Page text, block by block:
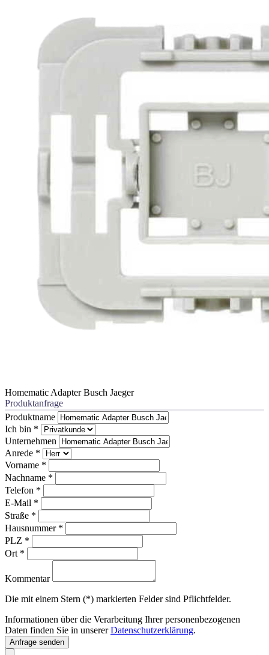
Homematic Adapter Busch Jaeger
Produktanfrage
Produktname
Ich bin *
Unternehmen
Anrede *
Vorname *
Nachname *
Telefon *
E-Mail *
Straße *
Hausnummer *
PLZ *
Ort *
Kommentar
Die mit einem Stern (*) markierten Felder sind Pflichtfelder.
Informationen über die Verarbeitung Ihrer personenbezogenen
Daten finden Sie in unsererDatenschutzerklärung.
Anfrage senden